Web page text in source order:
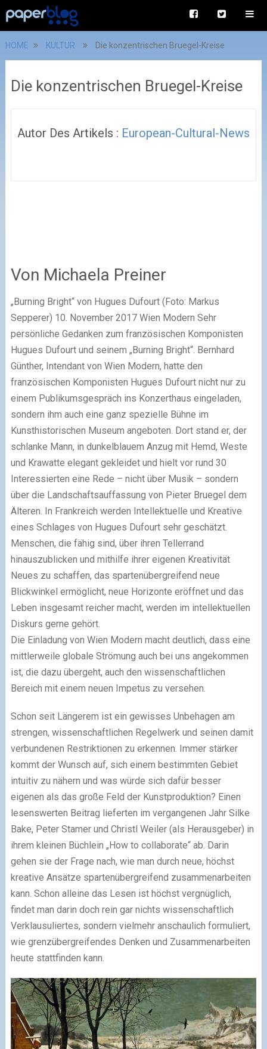
HOME KULTUR Die konzentrischen Bruegel-Kreise
Die konzentrischen Bruegel-Kreise
Autor Des Artikels : European-Cultural-News
Von Michaela Preiner
„Burning Bright“ von Hugues Dufourt (Foto: Markus
Sepperer) 10. November 2017 Wien Modern Sehr
persönliche Gedanken zum französischen Komponisten
Hugues Dufourt und seinem „Burning Bright“. Bernhard
Günther, Intendant von Wien Modern, hatte den
französischen Komponisten Hugues Dufourt nicht nur zu
einem Publikumsgespräch ins Konzerthaus eingeladen,
sondern ihm auch eine ganz spezielle Bühne im
Kunsthistorischen Museum angeboten. Dort stand er, der
schlanke Mann, in dunkelblauem Anzug mit Hemd, Weste
und Krawatte elegant gekleidet und hielt vor rund 30
Interessierten eine Rede – nicht über Musik – sondern
über die Landschaftsauffassung von Pieter Bruegel dem
Älteren. In Frankreich werden Intellektuelle und Kreative
eines Schlages von Hugues Dufourt sehr geschätzt.
Menschen, die fähig sind, über ihren Tellerrand
hinauszublicken und mithilfe ihrer eigenen Kreativität
Neues zu schaffen, das spartenübergreifend neue
Blickwinkel ermöglicht, neue Horizonte eröffnet und das
Leben insgesamt reicher macht, werden im intellektuellen
Diskurs gerne gehört.
Die Einladung von Wien Modern macht deutlich, dass eine
mittlerweile globale Strömung auch bei uns angekommen
ist, die dazu übergeht, auch den wissenschaftlichen
Bereich mit einem neuen Impetus zu versehen.
Schon seit Längerem ist ein gewisses Unbehagen am
strengen, wissenschaftlichen Regelwerk und seinen damit
verbundenen Restriktionen zu erkennen. Immer stärker
kommt der Wunsch auf, sich einem bestimmten Gebiet
intuitiv zu nähern und was würde sich dafür besser
eigenen als das große Feld der Kunstproduktion? Einen
lesenswerten Beitrag lieferten im vergangenen Jahr Silke
Bake, Peter Stamer und Christl Weiler (als Herausgeber) in
ihrem kleinen Büchlein „How to collaborate“ ab. Darin
gehen sie der Frage nach, wie man durch neue, höchst
kreative Ansätze spartenübergreifend zusammenarbeiten
kann. Schon alleine das Lesen ist höchst vergnüglich,
findet man darin doch rein gar nichts wissenschaftlich
Verklausuliertes, sondern vielmehr anschaulich formuliert,
wie grenzübergreifendes Denken und Zusammenarbeiten
heute stattfinden kann.